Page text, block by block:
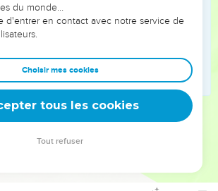
de ce qu'Hamalec t'a fait en chemin,
d'Egypte ;
les faibles qui te suivaient, quand tu
et n'a point eu de crainte de Dieu.
ton Dieu t'aura donné du repos de
à l'entour, dans le pays que l'Eternel
héritage pour le posséder, alors tu
du monde…
d'entrer en contact avec notre service de
Choisir mes cookies
tous les cookies
Tout refuser